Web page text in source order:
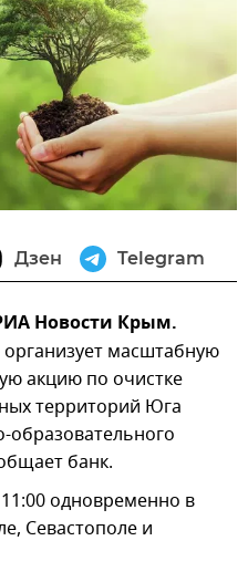
Дзен Telegram
Новости Крым.
масштабную
акцию по очистке
территорий Юга
образовательного
банк.
11:00 одновременно в
Севастополе и